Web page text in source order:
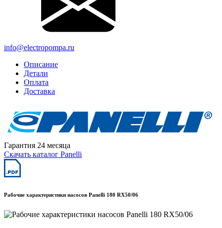
info@electropompa.ru
Описание
Детали
Оплата
Доставка
Гарантия 24 месяца
Скачать каталог Panelli
Рабочие характеристики насосов Panelli 180 RX50/06